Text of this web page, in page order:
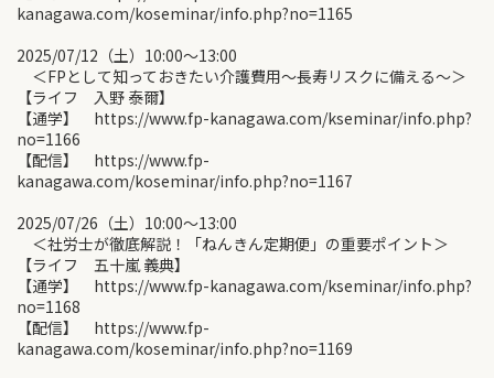
kanagawa.com/koseminar/info.php?no=1165
2025/07/12（土）10:00〜13:00
＜FPとして知っておきたい介護費用～長寿リスクに備える～＞
【ライフ 入野 泰爾】
【通学】 https://www.fp-kanagawa.com/kseminar/info.php?
no=1166
【配信】 https://www.fp-
kanagawa.com/koseminar/info.php?no=1167
2025/07/26（土）10:00〜13:00
＜社労士が徹底解説！「ねんきん定期便」の重要ポイント＞
【ライフ 五十嵐 義典】
【通学】 https://www.fp-kanagawa.com/kseminar/info.php?
no=1168
【配信】 https://www.fp-
kanagawa.com/koseminar/info.php?no=1169